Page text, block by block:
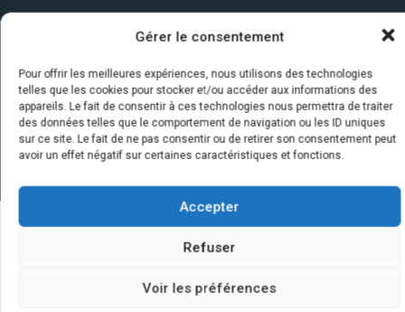
Gérer le consentement
Pour offrir les meilleures expériences, nous utilisons des technologies
telles que les cookies pour stocker et/ou accéder aux informations des
appareils. Le fait de consentir à ces technologies nous permettra de traiter
des données telles que le comportement de navigation ou les ID uniques
sur ce site. Le fait de ne pas consentir ou de retirer son consentement peut
avoir un effet négatif sur certaines caractéristiques et fonctions.
Accepter
Refuser
Voir les préférences
Quelques infos sur nos centrales
solaires : questions et réponses